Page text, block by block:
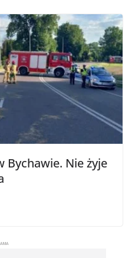
Bychawie. Nie żyje